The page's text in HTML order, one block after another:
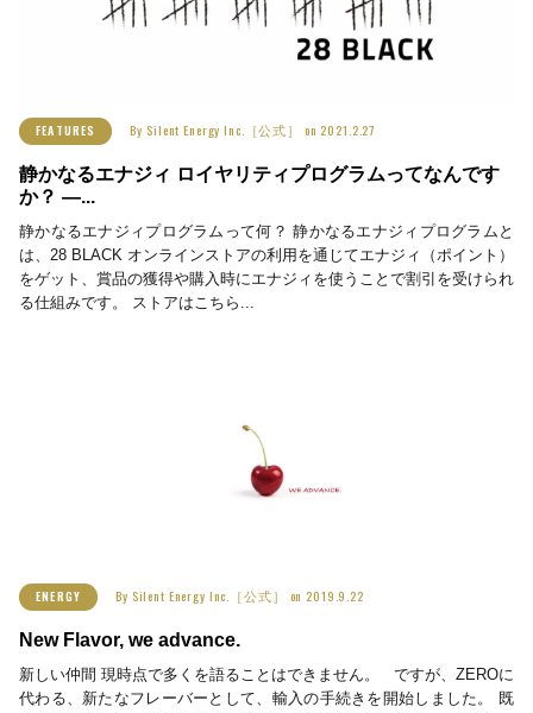
FEATURES By Silent Energy Inc.［公式］ on2021.2.27
静かなるエナジィ ロイヤリティプログラムってなんです
か？ ―...
静かなるエナジィプログラムって何？ 静かなるエナジィプログラムと
は、28 BLACK オンラインストアの利用を通じてエナジィ（ポイント）
をゲット、賞品の獲得や購入時にエナジィを使うことで割引を受けられ
る仕組みです。 ストアはこちら...
ENERGY By Silent Energy Inc.［公式］ on 2019.9.22
New Flavor, we advance.
新しい仲間 現時点で多くを語ることはできません。 ですが、ZEROに
代わる、新たなフレーバーとして、輸入の手続きを開始しました。 既